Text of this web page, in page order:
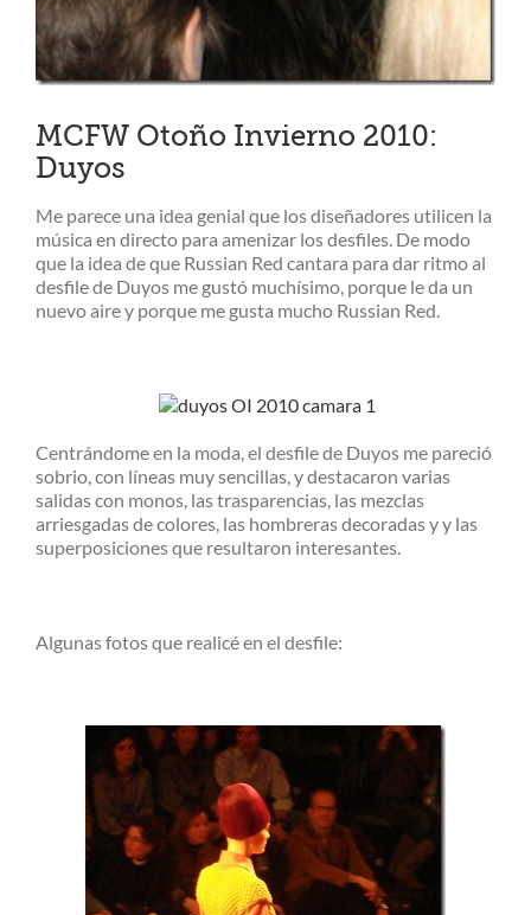
MCFW Otoño Invierno 2010:
Duyos
Me parece una idea genial que los diseñadores utilicen la
música en directo para amenizar los desfiles. De modo
que la idea de que Russian Red cantara para dar ritmo al
desfile de Duyos me gustó muchísimo, porque le da un
nuevo aire y porque me gusta mucho Russian Red.
Centrándome en la moda, el desfile de Duyos me pareció
sobrio, con líneas muy sencillas, y destacaron varias
salidas con monos, las trasparencias, las mezclas
arriesgadas de colores, las hombreras decoradas y y las
superposiciones que resultaron interesantes.
Algunas fotos que realicé en el desfile: